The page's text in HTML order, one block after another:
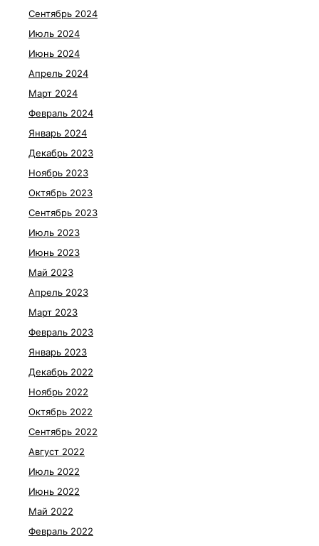
Сентябрь 2024
Июль 2024
Июнь 2024
Апрель 2024
Март 2024
Февраль 2024
Январь 2024
Декабрь 2023
Ноябрь 2023
Октябрь 2023
Сентябрь 2023
Июль 2023
Июнь 2023
Май 2023
Апрель 2023
Март 2023
Февраль 2023
Январь 2023
Декабрь 2022
Ноябрь 2022
Октябрь 2022
Сентябрь 2022
Август 2022
Июль 2022
Июнь 2022
Май 2022
Февраль 2022